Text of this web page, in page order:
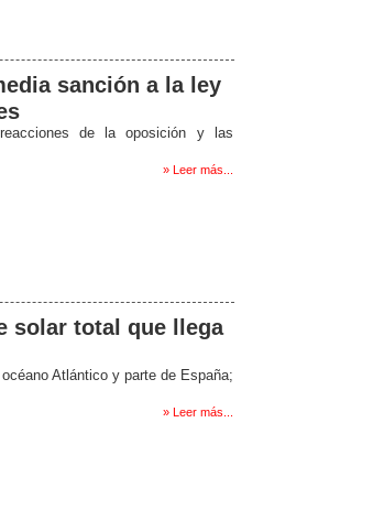
sanción a la ley
de la oposición y las
» Leer más...
solar total que llega
Atlántico y parte de España;
» Leer más...